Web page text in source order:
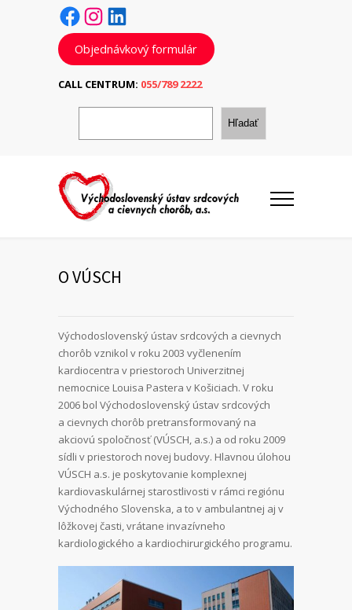
Facebook Instagram LinkedIn
Objednávkový formulár
CALL CENTRUM: 055/789 2222
H
d
Hľadať
O VÚSCH
Východoslovenský ústav srdcových a cievnych
chorôb vznikol v roku 2003 vyčlenením
kardiocentra v priestoroch Univerzitnej
nemocnice Louisa Pastera v Košiciach. V roku
2006 bol Východoslovenský ústav srdcových
a cievnych chorôb pretransformovaný na
akciovú spoločnosť (VÚSCH, a.s.) a od roku 2009
sídli v priestoroch novej budovy. Hlavnou úlohou
VÚSCH a.s. je poskytovanie komplexnej
kardiovaskulárnej starostlivosti v rámci regiónu
Východného Slovenska, a to v ambulantnej aj v
lôžkovej časti, vrátane invazívneho
kardiologického a kardiochirurgického programu.